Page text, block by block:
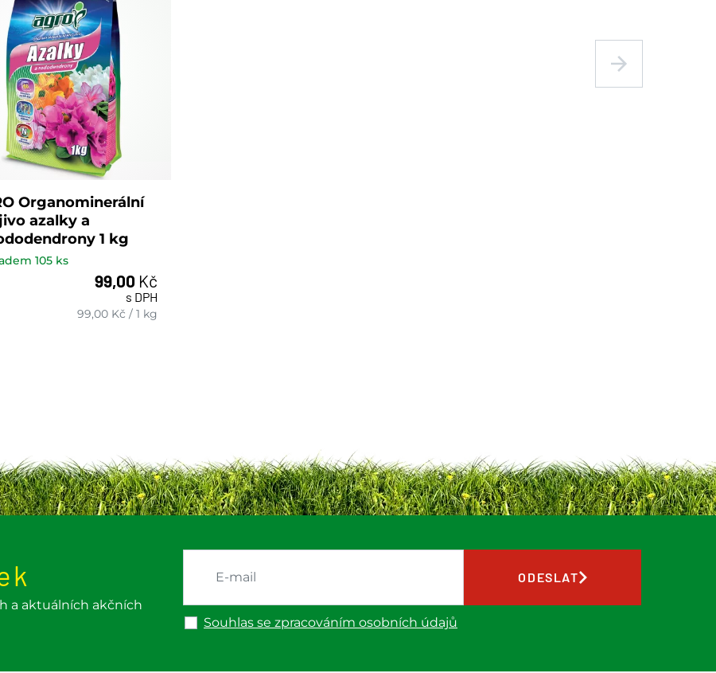
Organominerální
azalky a
1 kg
105ks
99,00 Kč
s DPH
99,00 Kč / 1 kg
a aktuálních akčních
Souhlas se zpracováním osobních údajů
ODESLAT